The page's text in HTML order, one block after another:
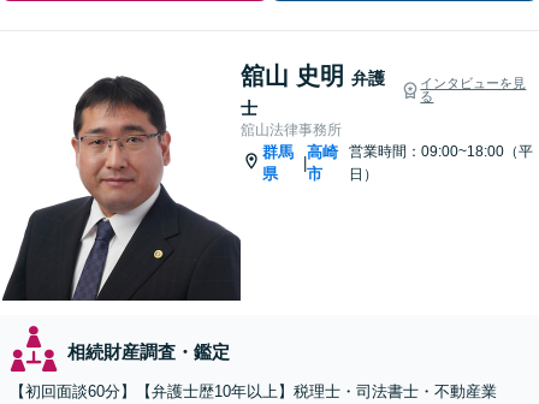
舘山 史明 弁護
士
インタビューを見
る
舘山法律事務所
群馬
県
|
高崎
市
営業時間：09:00~18:00（平
日）
相続財産調査・鑑定
【初回面談60分】【弁護士歴10年以上】税理士・司法書士・不動産業